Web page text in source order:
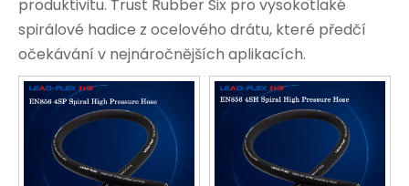
produktivitu. Trust Rubber Six pro vysokotlaké
spirálové hadice z ocelového drátu, které předčí
očekávání v nejnáročnějších aplikacích.